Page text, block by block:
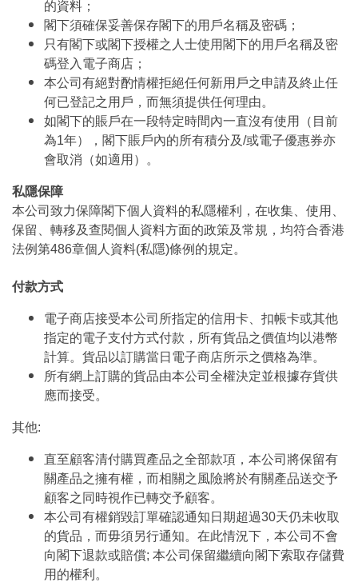
的資料；
閣下須確保妥善保存閣下的用戶名稱及密碼；
只有閣下或閣下授權之人士使用閣下的用戶名稱及密
碼登入電子商店；
本公司有絕對酌情權拒絕任何新用戶之申請及終止任
何已登記之用戶，而無須提供任何理由。
如閣下的賬戶在一段特定時間內一直沒有使用（目前
為1年），閣下賬戶內的所有積分及/或電子優惠券亦
會取消（如適用）。
私隱保障
本公司致力保障閣下個人資料的私隱權利，在收集、使用、
保留、轉移及查閱個人資料方面的政策及常規，均符合香港
法例第486章個人資料(私隱)條例的規定。
付款方式
電子商店接受本公司所指定的信用卡、扣帳卡或其他
指定的電子支付方式付款，所有貨品之價值均以港幣
計算。貨品以訂購當日電子商店所示之價格為準。
所有網上訂購的貨品由本公司全權決定並根據存貨供
應而接受。
其他:
直至顧客清付購買產品之全部款項，本公司將保留有
關產品之擁有權，而相關之風險將於有關產品送交予
顧客之同時視作已轉交予顧客。
本公司有權銷毀訂單確認通知日期超過30天仍未收取
的貨品，而毋須另行通知。在此情況下，本公司不會
向閣下退款或賠償; 本公司保留繼續向閣下索取存儲費
用的權利。